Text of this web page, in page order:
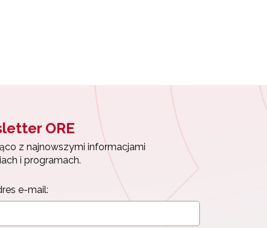
ORE
z najnowszymi informacjami
i programach.
e-mail: